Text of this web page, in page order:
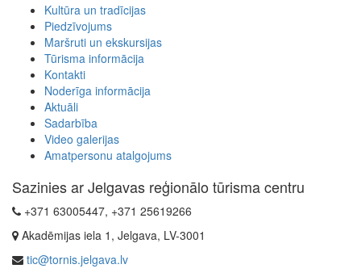
Kultūra un tradīcijas
Piedzīvojums
Maršruti un ekskursijas
Tūrisma informācija
Kontakti
Noderīga informācija
Aktuāli
Sadarbība
Video galerijas
Amatpersonu atalgojums
Sazinies ar Jelgavas reģionālo tūrisma centru
+371 63005447, +371 25619266
Akadēmijas iela 1, Jelgava, LV-3001
tic@tornis.jelgava.lv